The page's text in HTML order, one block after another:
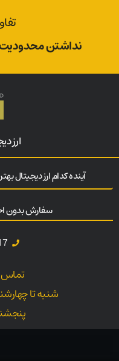
نداشتن
ارز‌
آینده کدام ارز دیجیتال
سفارش بدون
تماس
شنبه تا چهارشنبه
پنجشنبه